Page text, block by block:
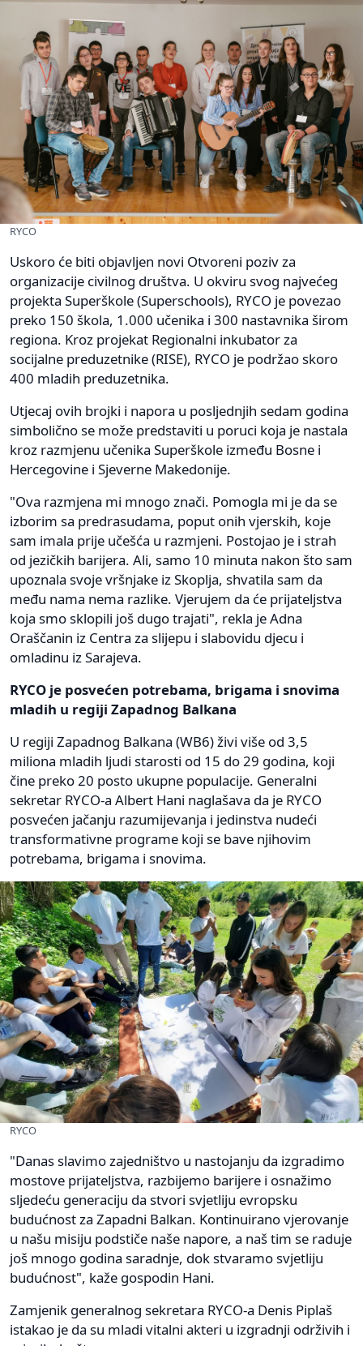
RYCO
Uskoro će biti objavljen novi Otvoreni poziv za
organizacije civilnog društva. U okviru svog najvećeg
projekta Superškole (Superschools), RYCO je povezao
preko 150 škola, 1.000 učenika i 300 nastavnika širom
regiona. Kroz projekat Regionalni inkubator za
socijalne preduzetnike (RISE), RYCO je podržao skoro
400 mladih preduzetnika.
Utjecaj ovih brojki i napora u posljednjih sedam godina
simbolično se može predstaviti u poruci koja je nastala
kroz razmjenu učenika Superškole između Bosne i
Hercegovine i Sjeverne Makedonije.
"Ova razmjena mi mnogo znači. Pomogla mi je da se
izborim sa predrasudama, poput onih vjerskih, koje
sam imala prije učešća u razmjeni. Postojao je i strah
od jezičkih barijera. Ali, samo 10 minuta nakon što sam
upoznala svoje vršnjake iz Skoplja, shvatila sam da
među nama nema razlike. Vjerujem da će prijateljstva
koja smo sklopili još dugo trajati", rekla je Adna
Oraščanin iz Centra za slijepu i slabovidu djecu i
omladinu iz Sarajeva.
RYCO je posvećen potrebama, brigama i snovima
mladih u regiji Zapadnog Balkana
U regiji Zapadnog Balkana (WB6) živi više od 3,5
miliona mladih ljudi starosti od 15 do 29 godina, koji
čine preko 20 posto ukupne populacije. Generalni
sekretar RYCO-a Albert Hani naglašava da je RYCO
posvećen jačanju razumijevanja i jedinstva nudeći
transformativne programe koji se bave njihovim
potrebama, brigama i snovima.
RYCO
"Danas slavimo zajedništvo u nastojanju da izgradimo
mostove prijateljstva, razbijemo barijere i osnažimo
sljedeću generaciju da stvori svjetliju evropsku
budućnost za Zapadni Balkan. Kontinuirano vjerovanje
u našu misiju podstiče naše napore, a naš tim se raduje
još mnogo godina saradnje, dok stvaramo svjetliju
budućnost", kaže gospodin Hani.
Zamjenik generalnog sekretara RYCO-a Denis Piplaš
istakao je da su mladi vitalni akteri u izgradnji održivih i